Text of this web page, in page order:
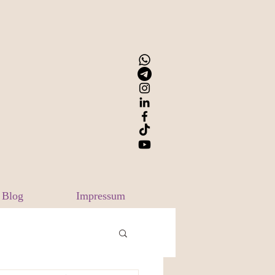
Blog Impressum